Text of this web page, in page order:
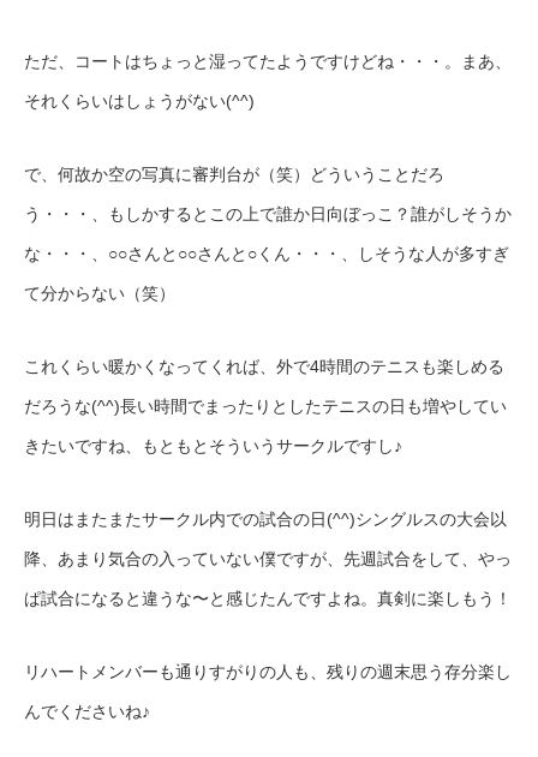
ただ、コートはちょっと湿ってたようですけどね・・・。まあ、
それくらいはしょうがない(^^)
で、何故か空の写真に審判台が（笑）どういうことだろ
う・・・、もしかするとこの上で誰か日向ぼっこ？誰がしそうか
な・・・、○○さんと○○さんと○くん・・・、しそうな人が多すぎ
て分からない（笑）
これくらい暖かくなってくれば、外で4時間のテニスも楽しめる
だろうな(^^)長い時間でまったりとしたテニスの日も増やしてい
きたいですね、もともとそういうサークルですし♪
明日はまたまたサークル内での試合の日(^^)シングルスの大会以
降、あまり気合の入っていない僕ですが、先週試合をして、やっ
ぱ試合になると違うな〜と感じたんですよね。真剣に楽しもう！
リハートメンバーも通りすがりの人も、残りの週末思う存分楽し
んでくださいね♪